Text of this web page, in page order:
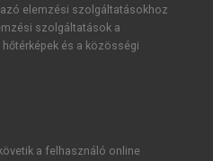
elemzési szolgáltatásokhoz
szolgáltatások a
és a közösségi
a felhasználó online